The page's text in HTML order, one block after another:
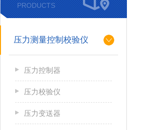
PRODUCTS
压力测量控制校验仪
压力控制器
压力校验仪
压力变送器